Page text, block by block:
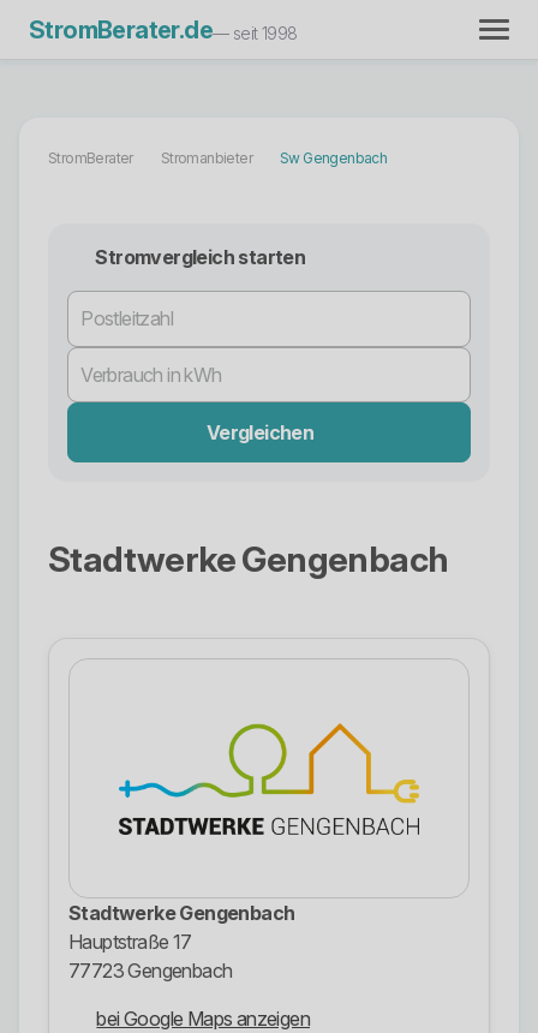
StromBerater.de— seit 1998
StromBerater Stromanbieter Sw Gengenbach
Stromvergleich starten
Vergleichen
Stadtwerke Gengenbach
Stadtwerke Gengenbach
Hauptstraße 17
77723 Gengenbach
bei Google Maps anzeigen